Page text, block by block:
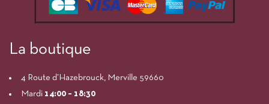
La boutique
4 Route d’Hazebrouck, Merville 59660
Mardi 14:00 – 18:30